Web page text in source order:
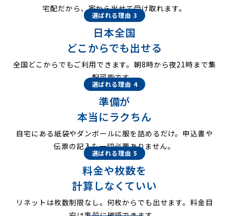
宅配だから、家から出せて受け取れます。
選ばれる理由 3
日本全国
どこからでも出せる
全国どこからでもご利用できます。朝8時から夜21時まで集
配可能です。
選ばれる理由 4
準備が
本当にラクちん
自宅にある紙袋やダンボールに服を詰めるだけ。申込書や
伝票の記入も一切必要ありません。
選ばれる理由 5
料金や枚数を
計算しなくていい
リネットは枚数制限なし。何枚からでも出せます。料金目